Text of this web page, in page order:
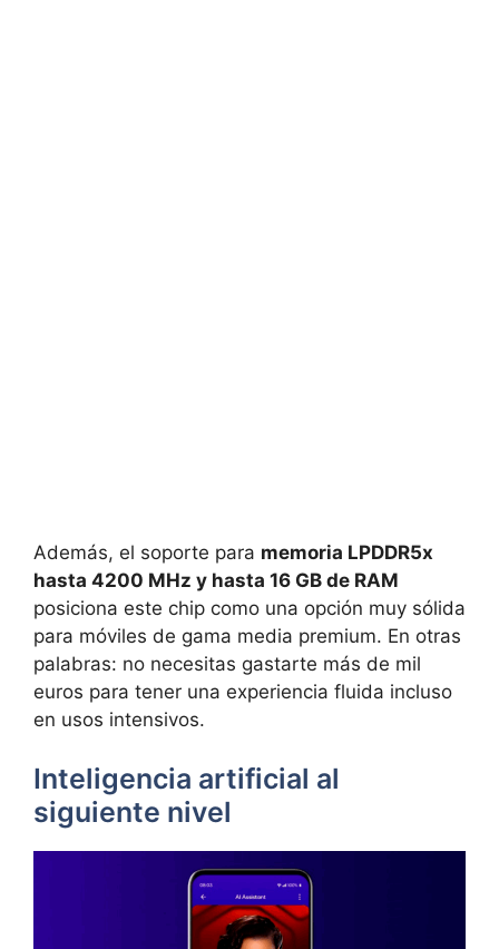
Además, el soporte para memoria LPDDR5x
hasta 4200 MHz y hasta 16 GB de RAM
posiciona este chip como una opción muy sólida
para móviles de gama media premium. En otras
palabras: no necesitas gastarte más de mil
euros para tener una experiencia fluida incluso
en usos intensivos.
Inteligencia artificial al
siguiente nivel